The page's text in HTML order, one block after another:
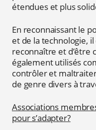
étendues et plus
En reconnaissant le
et de la technologie,
reconnaître et d’être
également utilisés
contrôler et
de genre divers à
Associations
pour s’adapter?